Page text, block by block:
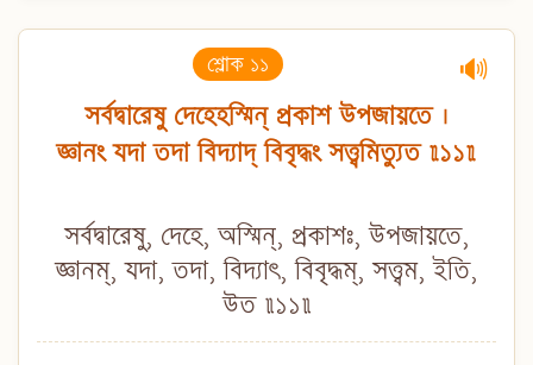
শ্লোক ১১ 🔊
সর্বদ্বারেষু দেহেহস্মিন্ প্রকাশ উপজায়তে ।
জ্ঞানং যদা তদা বিদ্যাদ্ বিবৃদ্ধং সত্ত্বমিত্যুত ॥১১॥
সর্বদ্বারেষু, দেহে, অস্মিন্, প্রকাশঃ, উপজায়তে,
জ্ঞানম্, যদা, তদা, বিদ্যাৎ, বিবৃদ্ধম্, সত্ত্বম, ইতি,
উত ॥১১॥